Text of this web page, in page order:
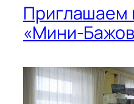
Приглашаем
«Мини-